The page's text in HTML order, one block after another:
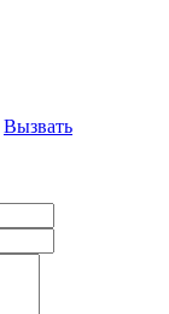
Вызвать